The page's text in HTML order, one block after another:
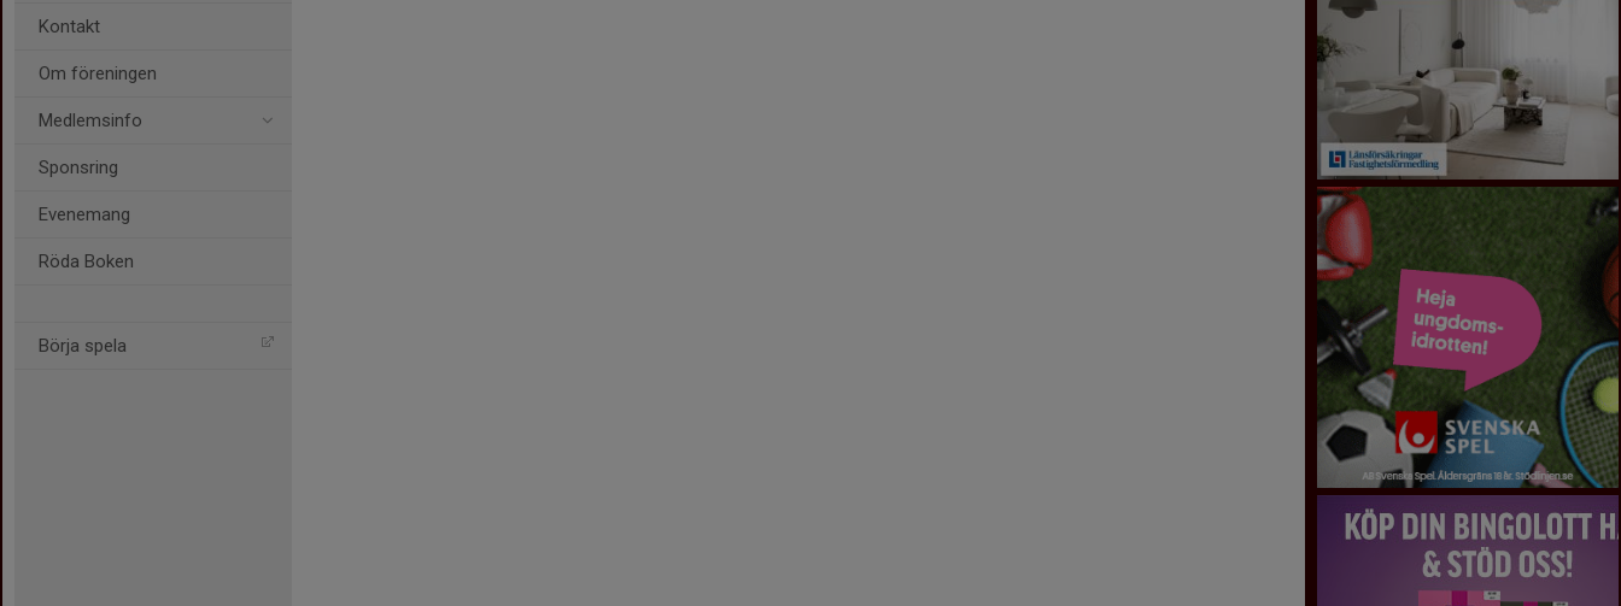
Kontakt
Om föreningen
Medlemsinfo
Sponsring
Evenemang
Röda Boken
Börja spela